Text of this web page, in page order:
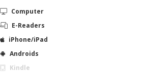
Computer
E-Readers
iPhone/iPad
Androids
Kindle